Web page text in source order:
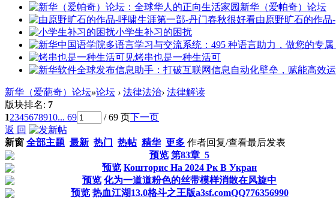
新华（爱帕奇）论坛
由原野旷石的作品-
小学生补习的困扰
烤串也是一种生活可
新华（爱葩奇）论坛»论坛 › 法律法治› 法律解读
版块排名: 7
12345678910... 69 / 69 页下一页
返 回
新窗 全部主题 最新 热门 热帖 精华 更多 作者回复/查看最后发表
预览 第83章_5
预览 Кошторис На 2024 Рк В Укран
预览 化为一道道粉色的丝带模样消散在风旋中
预览 热血江湖13.0格斗之王版a3sf.comQQ776356990